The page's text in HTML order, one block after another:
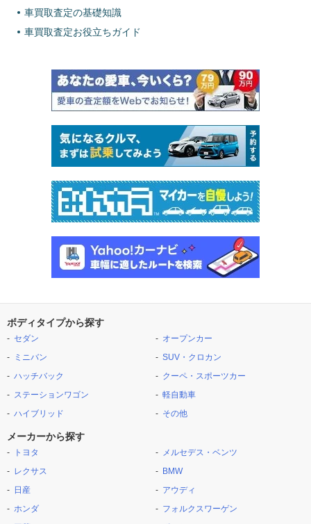
車買取査定の基礎知識
車買取査定お役立ちガイド
ボディタイプから探す
セダン
ミニバン
ハッチバック
ステーションワゴン
ハイブリッド
オープンカー
SUV・クロカン
クーペ・スポーツカー
軽自動車
その他
メーカーから探す
トヨタ
レクサス
日産
ホンダ
メルセデス・ベンツ
BMW
アウディ
フォルクスワーゲン